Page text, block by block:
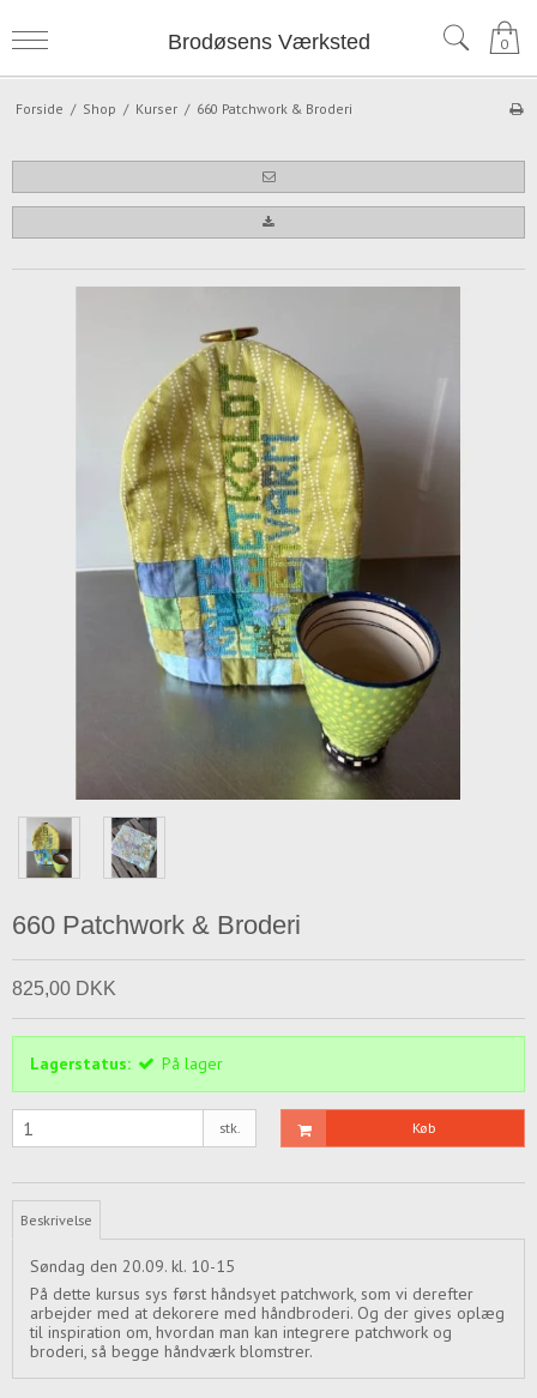
Brodøsens Værksted 0
Forside / Shop / Kurser / 660 Patchwork & Broderi
660 Patchwork & Broderi
825,00 DKK
Lagerstatus: På lager
stk. Køb
Beskrivelse
Søndag den 20.09. kl. 10-15
På dette kursus sys først håndsyet patchwork, som vi derefter
arbejder med at dekorere med håndbroderi. Og der gives oplæg
til inspiration om, hvordan man kan integrere patchwork og
broderi, så begge håndværk blomstrer.